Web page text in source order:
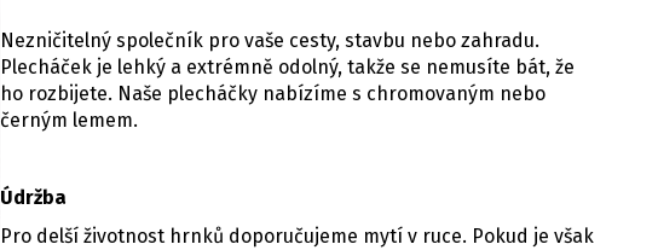
Nezničitelný společník pro vaše cesty, stavbu nebo zahradu.
Plecháček je lehký a extrémně odolný, takže se nemusíte bát, že
ho rozbijete. Naše plecháčky nabízíme s chromovaným nebo
černým lemem.
Údržba
Pro delší životnost hrnků doporučujeme mytí v ruce. Pokud je však